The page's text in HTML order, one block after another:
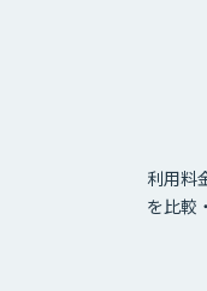
利用料
を比較